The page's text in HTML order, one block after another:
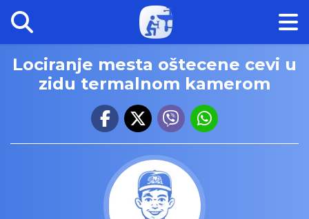
Lociranje mesta oštecene cevi u
zidu termalnom kamerom